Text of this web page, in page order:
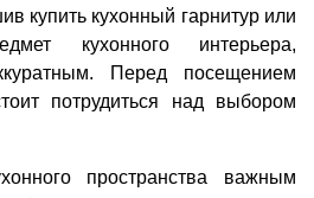
купить кухонный гарнитур или
кухонного интерьера,
Перед посещением
потрудиться над выбором
пространства важным